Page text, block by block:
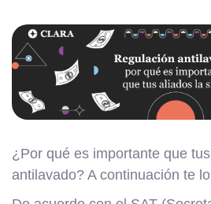
¿Por qué es importante que
antilavado? A continuación te